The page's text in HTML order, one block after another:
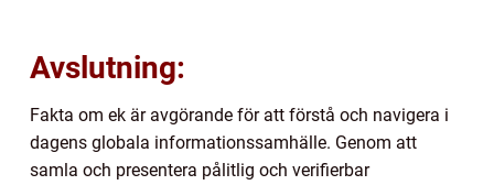
Avslutning:
Fakta om ek är avgörande för att förstå och navigera i
dagens globala informationssamhälle. Genom att
samla och presentera pålitlig och verifierbar